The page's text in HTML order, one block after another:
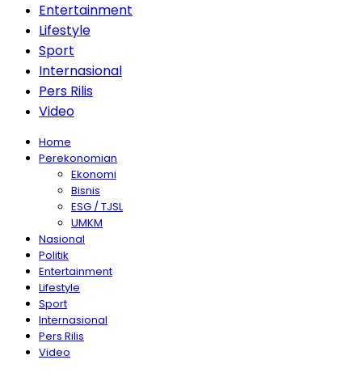
Entertainment
Lifestyle
Sport
Internasional
Pers Rilis
Video
Home
Perekonomian
Ekonomi
Bisnis
ESG / TJSL
UMKM
Nasional
Politik
Entertainment
Lifestyle
Sport
Internasional
Pers Rilis
Video